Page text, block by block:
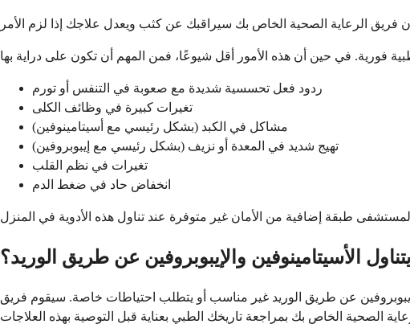
ردود فعل تحسسية شديدة مع صعوبة في التنفس أو تورم
تغيرات كبيرة في وظائف الكلى
مشاكل في الكبد (بشكل رئيسي مع أسيتامينوفين)
تهيج شديد في المعدة أو نزيف (بشكل رئيسي مع إيبوبروفين)
تغيرات في نظم القلب
انخفاض حاد في ضغط الدم
الأسيتامينوفين والإيبوبروفين عن طريق الوريد؟
عن طريق الوريد غير مناسب أو يتطلب احتياطات خاصة. سيقوم فريق